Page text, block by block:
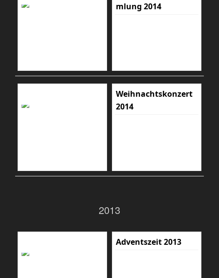
mlung 2014
Weihnachtskonzert
2014
2013
Adventszeit 2013